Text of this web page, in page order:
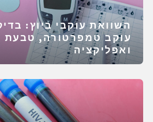
עוקב טמפרטורה, טבעת
ואפליקציה